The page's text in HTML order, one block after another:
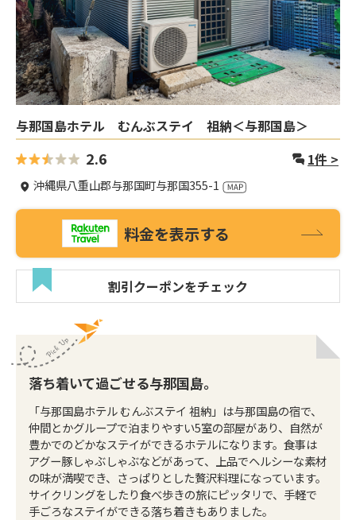
与那国島ホテル むんぶステイ 祖納＜与那国島＞
2.6 1件 >
沖縄県八重山郡与那国町与那国355-1
料金を表示する
割引クーポンをチェック
落ち着いて過ごせる与那国島。
「与那国島ホテル むんぶステイ 祖納」は与那国島の宿で、
仲間とかグループで泊まりやすい5室の部屋があり、自然が
豊かでのどかなステイができるホテルになります。食事は
アグー豚しゃぶしゃぶなどがあって、上品でヘルシーな素材
の味が満喫でき、さっぱりとした贅沢料理になっています。
サイクリングをしたり食べ歩きの旅にピッタリで、手軽で
手ごろなステイができる落ち着きもありました。